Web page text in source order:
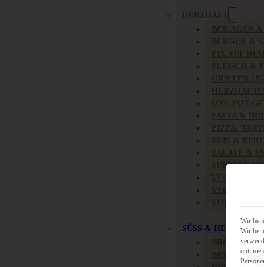
HERZHAFT
SALATE &
SÜSS & HERZHAFT
BRUNCH &
Wir
Wir